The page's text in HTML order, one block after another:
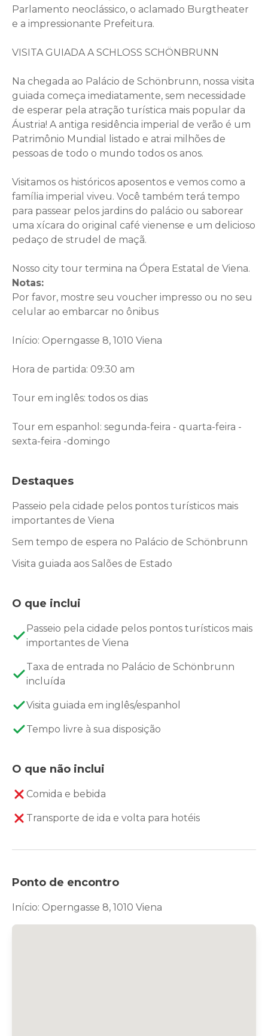
Parlamento neoclássico, o aclamado Burgtheater
e a impressionante Prefeitura.
VISITA GUIADA A SCHLOSS SCHÖNBRUNN
Na chegada ao Palácio de Schönbrunn, nossa visita
guiada começa imediatamente, sem necessidade
de esperar pela atração turística mais popular da
Áustria! A antiga residência imperial de verão é um
Patrimônio Mundial listado e atrai milhões de
pessoas de todo o mundo todos os anos.
Visitamos os históricos aposentos e vemos como a
família imperial viveu. Você também terá tempo
para passear pelos jardins do palácio ou saborear
uma xícara do original café vienense e um delicioso
pedaço de strudel de maçã.
Nosso city tour termina na Ópera Estatal de Viena.
Notas:
Por favor, mostre seu voucher impresso ou no seu
celular ao embarcar no ônibus
Início: Operngasse 8, 1010 Viena
Hora de partida: 09:30 am
Tour em inglês: todos os dias
Tour em espanhol: segunda-feira - quarta-feira -
sexta-feira -domingo
Destaques
Passeio pela cidade pelos pontos turísticos mais
importantes de Viena
Sem tempo de espera no Palácio de Schönbrunn
Visita guiada aos Salões de Estado
O que inclui
Passeio pela cidade pelos pontos turísticos mais
importantes de Viena
Taxa de entrada no Palácio de Schönbrunn
incluída
Visita guiada em inglês/espanhol
Tempo livre à sua disposição
O que não inclui
Comida e bebida
Transporte de ida e volta para hotéis
Ponto de encontro
Início: Operngasse 8, 1010 Viena